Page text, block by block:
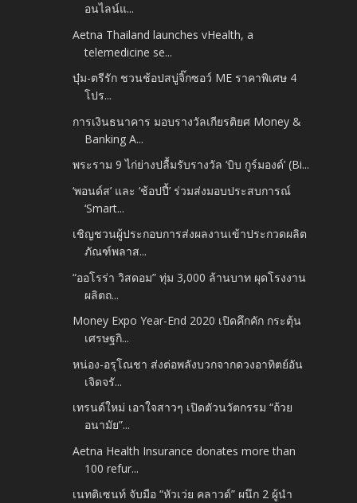
อนไลน์แ...
Aetna Thailand launches vHealth, a
telemedicine se...
บุ๋ม-ตรีรัก ชวนช้อปสบู่จิ๊กซอว์ ME ราคาพิเศษ 4
โปร...
การเงินธนาคาร มอบรางวัลเกียรติยศ Money &
Banking A...
พระราม 9 ไก่ย่างปลื้มรับรางวัล ‘บิบ กูร์มองด์’ (Bi...
‘พอนด์ส’ และ ‘ช้อปปี้’ ร่วมส่งมอบประสบการณ์
‘Smart...
เชิญชวนผู้ประกอบการส่งผลงานเข้าประกวดผลิต
ภัณฑ์พลาส...
“ออโรร่า วิสดอม” ทุ่ม 3,000 ล้านบาท ผุดโรงงาน
ผลิตถ...
Money Expo Year-End 2020 เปิดคึกคัก กระตุ้น
เศรษฐกิ...
หน่อง-อรุโณชา ส่งต่อพลังบวกจากดวงอาทิตย์อัน
เจิดจรั...
เทรนด์ใหม่ เอาใจสาวๆ เปิดตัวนวัตกรรม “ถ้วย
อนามัย”...
Aetna Health Insurance donates more than
100 refur...
เนทติเซนท์ จับมือ “หัวเว่ย คลาวด์” ผนึก 2 ผู้นำ